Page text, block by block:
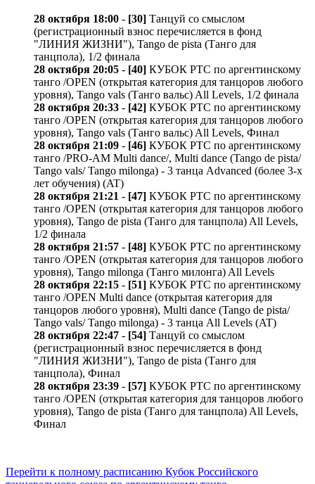
28 октября 18:00 - [30] Танцуй со смыслом
(регистрационный взнос перечисляется в фонд
"ЛИНИЯ ЖИЗНИ"), Tango de pista (Танго для
танцпола), 1/2 финала
28 октября 20:05 - [40] КУБОК РТС по аргентинскому
танго /OPEN (открытая категория для танцоров любого
уровня), Tango vals (Танго вальс) All Levels, 1/2 финала
28 октября 20:33 - [42] КУБОК РТС по аргентинскому
танго /OPEN (открытая категория для танцоров любого
уровня), Tango vals (Танго вальс) All Levels, Финал
28 октября 21:09 - [46] КУБОК РТС по аргентинскому
танго /PRO-AM Multi dance/, Multi dance (Tango de pista/
Tango vals/ Tango milonga) - 3 танца Advanced (более 3-х
лет обучения) (AT)
28 октября 21:21 - [47] КУБОК РТС по аргентинскому
танго /OPEN (открытая категория для танцоров любого
уровня), Tango de pista (Танго для танцпола) All Levels,
1/2 финала
28 октября 21:57 - [48] КУБОК РТС по аргентинскому
танго /OPEN (открытая категория для танцоров любого
уровня), Tango milonga (Танго милонга) All Levels
28 октября 22:15 - [51] КУБОК РТС по аргентинскому
танго /OPEN Multi dance (открытая категория для
танцоров любого уровня), Multi dance (Tango de pista/
Tango vals/ Tango milonga) - 3 танца All Levels (AT)
28 октября 22:47 - [54] Танцуй со смыслом
(регистрационный взнос перечисляется в фонд
"ЛИНИЯ ЖИЗНИ"), Tango de pista (Танго для
танцпола), Финал
28 октября 23:39 - [57] КУБОК РТС по аргентинскому
танго /OPEN (открытая категория для танцоров любого
уровня), Tango de pista (Танго для танцпола) All Levels,
Финал
Перейти к полному расписанию Кубок Российского